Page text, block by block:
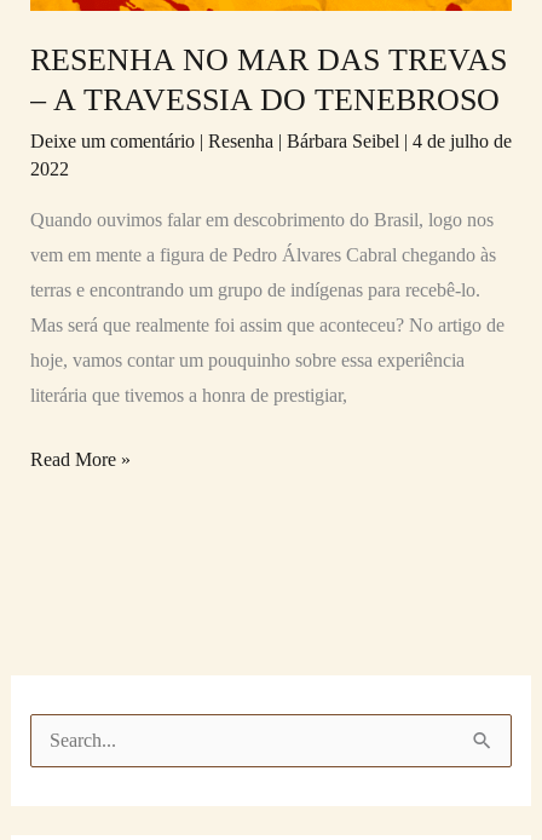
RESENHA NO MAR DAS TREVAS
– A TRAVESSIA DO TENEBROSO
Deixe um comentário | Resenha | Bárbara Seibel | 4 de julho de
2022
Quando ouvimos falar em descobrimento do Brasil, logo nos
vem em mente a figura de Pedro Álvares Cabral chegando às
terras e encontrando um grupo de indígenas para recebê-lo.
Mas será que realmente foi assim que aconteceu? No artigo de
hoje, vamos contar um pouquinho sobre essa experiência
literária que tivemos a honra de prestigiar,
TRAVESSIA
DO
Read More »